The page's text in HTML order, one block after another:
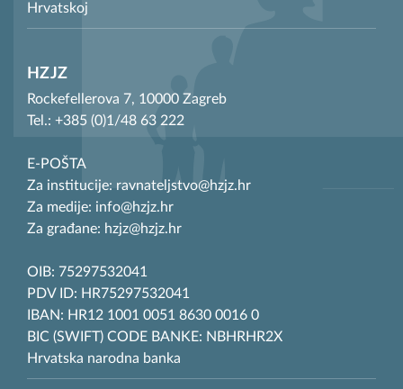
Hrvatskoj
HZJZ
Rockefellerova 7, 10000 Zagreb
Tel.: +385 (0)1/48 63 222
E-POŠTA
Za institucije: ravnateljstvo@hzjz.hr
Za medije: info@hzjz.hr
Za građane: hzjz@hzjz.hr
OIB: 75297532041
PDV ID: HR75297532041
IBAN: HR12 1001 0051 8630 0016 0
BIC (SWIFT) CODE BANKE: NBHRHR2X
Hrvatska narodna banka